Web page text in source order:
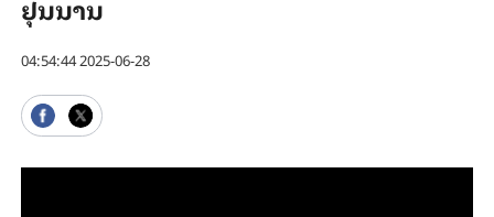
ຢຸນນານ
04:54:44 2025-06-28